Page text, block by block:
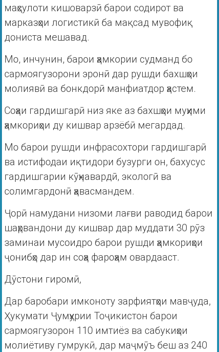
маҳсулоти кишоварзӣ барои содирот ва
марказҳои логистикӣ ба мақсад мувофиқ
дониста мешавад.
Мо, инчунин, барои ҳамкории судманд бо
сармоягузорони эронӣ дар рушди бахшҳои
молиявӣ ва бонкдорӣ манфиатдор ҳастем.
Соҳаи гардишгарӣ низ яке аз бахшҳои муҳими
ҳамкориҳои ду кишвар арзёбӣ мегардад.
Мо барои рушди инфрасохтори гардишгарӣ
ва истифодаи иқтидори бузурги он, бахусус
гардишгарии кӯҳнавардӣ, экологӣ ва
солимгардонӣ ҳавасмандем.
Ҷорӣ намудани низоми лағви раводид барои
шаҳрвандони ду кишвар дар муддати 30 рӯз
заминаи мусоидро барои рушди ҳамкориҳои
ҷонибҳо дар ин соҳа фароҳам овардааст.
Дӯстони гиромӣ,
Дар баробари имконоту зарфиятҳои мавҷуда,
Ҳукумати Ҷумҳурии Тоҷикистон барои
сармоягузорон 110 имтиёз ва сабукиҳои
молиётиву гумрукӣ, дар маҷмӯъ беш аз 240